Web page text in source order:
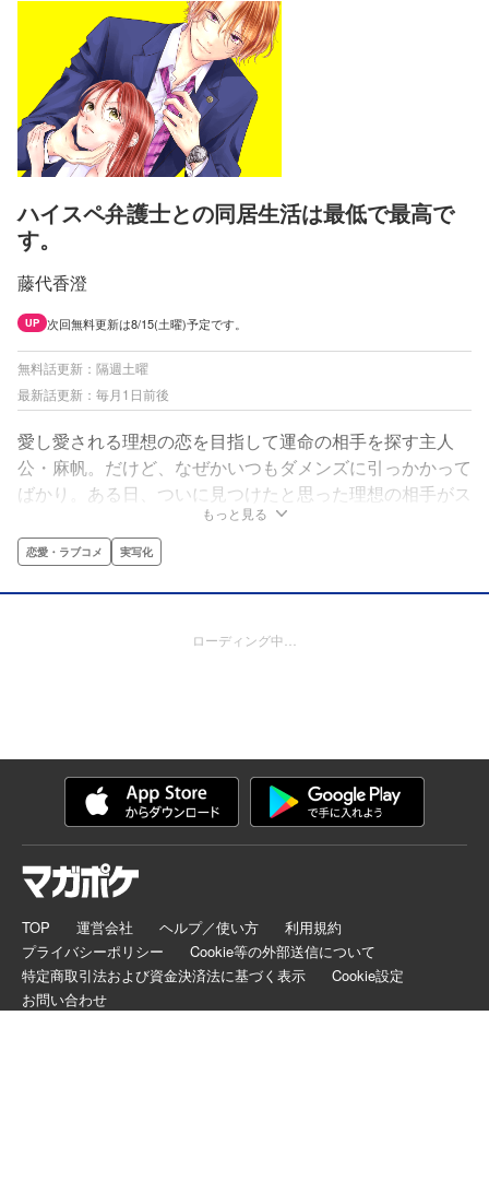
ハイスペ弁護士との同居生活は最低で最高で
す。
藤代香澄
UP 次回無料更新は8/15(土曜)予定です。
無料話更新：隔週土曜
最新話更新：毎月1日前後
愛し愛される理想の恋を目指して運命の相手を探す主人
公・麻帆。だけど、なぜかいつもダメンズに引っかかって
ばかり。ある日、ついに見つけたと思った理想の相手がス
トーカー化しとんでもない事態に…。困り果てた麻帆が助
けを求めた先は、女癖が悪いと有名な弁護士の律。身を守
るため同居生活をしながら、律に本当の“恋”を教えること
になっちゃって!?
もっと見る
恋愛・ラブコメ 実写化
ローディング中…
TOP 運営会社 ヘルプ／使い方
利用規約
プライバシーポリシー
Cookie等の外部送信について
特定商取引法および資金決済法に基づく表示
Cookie設定
お問い合わせ